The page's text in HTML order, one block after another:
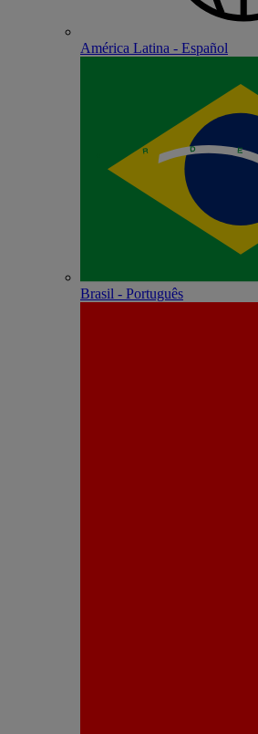
América Latina - Español
Brasil - Português